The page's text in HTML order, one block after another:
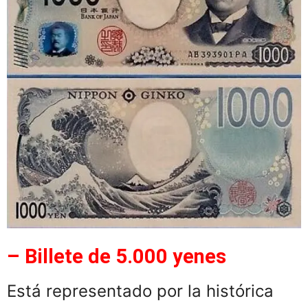
– Billete de 5.000 yenes
Está representado por la histórica